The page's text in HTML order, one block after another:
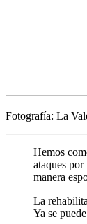
Fotografía: La
Hemos
ataques
manera
La
Ya se